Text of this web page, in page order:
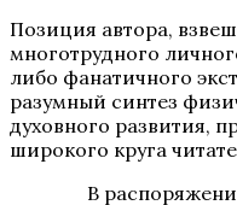
Позиция автора,
многотрудного
либо фанатичного
разумный синтез
духовного развития,
широкого круга
В